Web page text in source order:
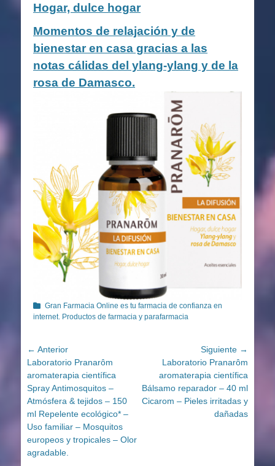
Hogar, dulce hogar
Momentos de relajación y de
bienestar en casa gracias a las
notas cálidas del ylang-ylang y de la
rosa de Damasco.
Categorías
Gran Farmacia Online es tu farmacia de confianza en
internet. Productos de farmacia y parafarmacia
Navegación
de
entradas
← Anterior
Entrada
anterior:
Laboratorio Pranarôm
aromaterapia científica
Spray Antimosquitos –
Atmósfera & tejidos – 150
ml Repelente ecológico* –
Uso familiar – Mosquitos
europeos y tropicales – Olor
agradable.
Siguiente →
Entrada
siguiente:
Laboratorio Pranarôm
aromaterapia científica
Bálsamo reparador – 40 ml
Cicarom – Pieles irritadas y
dañadas